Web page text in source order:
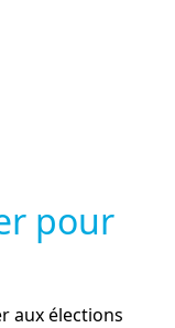
pour
aux élections